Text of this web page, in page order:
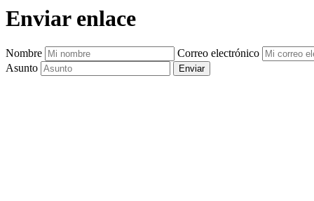
Enviar enlace
Nombre
Correo electrónico
Asunto